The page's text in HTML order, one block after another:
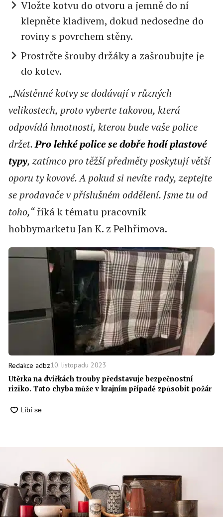
Vložte kotvu do otvoru a jemně do ní
klepněte kladivem, dokud nedosedne do
roviny s povrchem stěny.
Prostrčte šrouby držáky a zašroubujte je
do kotev.
„Nástěnné kotvy se dodávají v různých
velikostech, proto vyberte takovou, která
odpovídá hmotnosti, kterou bude vaše police
držet.Pro lehké police se dobře hodí plastové
typy, zatímco pro těžší předměty poskytují větší
oporu ty kovové. A pokud si nevíte rady, zeptejte
se prodavače v příslušném oddělení. Jsme tu od
toho,“říká k tématu pracovník
hobbymarketu Jan K. z Pelhřimova.
Redakce adbz10. listopadu 2023
Utěrka na dvířkách trouby představuje bezpečnostní
riziko. Tato chyba může v krajním případě způsobit požár